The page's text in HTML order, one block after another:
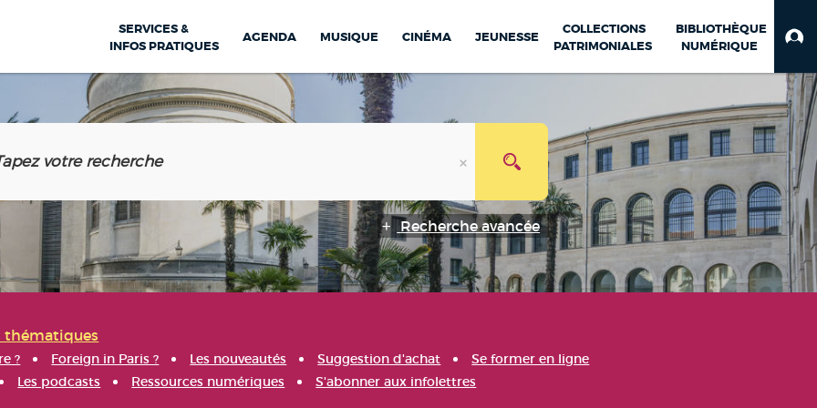
SERVICES &
INFOS PRATIQUES
AGENDA MUSIQUE CINÉMA JEUNESSE
COLLECTIONS
PATRIMONIALES
BIBLIOTHÈQUE
NUMÉRIQUE
Recherche avancée
thématiques
? Foreign in Paris ? Les nouveautés Suggestion d'achat
Se former en ligne
Les podcasts Ressources numériques S'abonner aux infolettres